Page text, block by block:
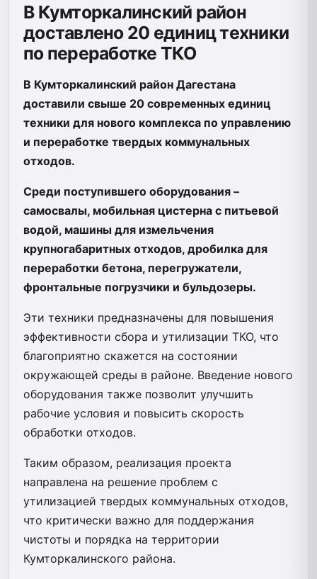
В Кумторкалинский район
доставлено 20 единиц техники
по переработке ТКО
В Кумторкалинский район Дагестана
доставили свыше 20 современных единиц
техники для нового комплекса по управлению
и переработке твердых коммунальных
отходов.
Среди поступившего оборудования –
самосвалы, мобильная цистерна с питьевой
водой, машины для измельчения
крупногабаритных отходов, дробилка для
переработки бетона, перегружатели,
фронтальные погрузчики и бульдозеры.
Эти техники предназначены для повышения
эффективности сбора и утилизации ТКО, что
благоприятно скажется на состоянии
окружающей среды в районе. Введение нового
оборудования также позволит улучшить
рабочие условия и повысить скорость
обработки отходов.
Таким образом, реализация проекта
направлена на решение проблем с
утилизацией твердых коммунальных отходов,
что критически важно для поддержания
чистоты и порядка на территории
Кумторкалинского района.